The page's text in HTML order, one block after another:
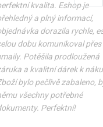
kvalita. Eshop je
a plný informací,
dorazila rychle,
dobu komunikoval přes
Potěšila prodloužená
a kvalitní dárek k
bylo pečlivě zabaleno,
všechny potřebné
Perfektní!